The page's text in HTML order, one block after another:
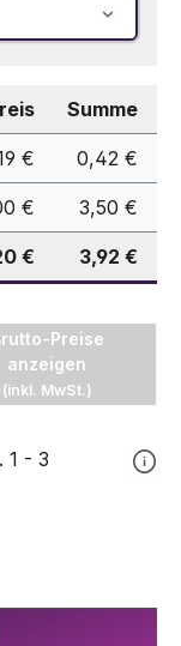
Summe
€ 0,42 €
€ 3,50 €
€ 3,92 €
Preise
anzeigen
(inkl. MwSt.)
1 - 3